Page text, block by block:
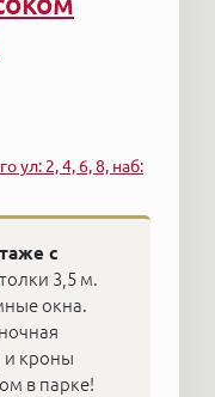
ул: 2, 4, 6, 8, наб:
с
3,5 м.
окна.
и кроны
в парке!